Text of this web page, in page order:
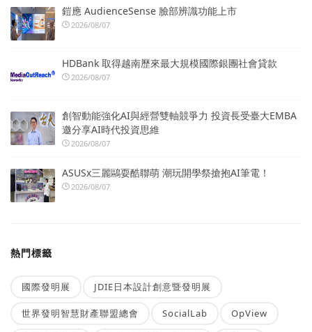
鎧應 AudienceSense 臉部辨識功能上市
2026/08/07
HDBank 取得越南歷來最大規模國際銀團社會貸款
2026/08/07
創智動能強化AI與經營雙軸競爭力 投資長受臺大EMBA
邀分享AI時代投資思維
2026/08/07
ASUSx三麗鷗耍酷聯萌 潮玩開學祭搶抱AI筆電！
2026/08/07
熱門標籤
國際發明展 JDIE日本設計創意暨發明展
世界發明智慧財產聯盟總會 SocialLab OpView